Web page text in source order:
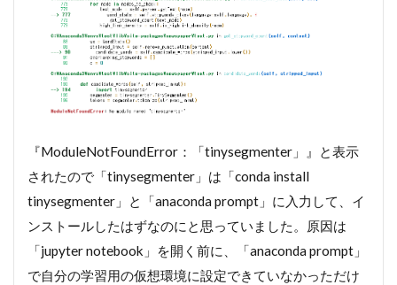
セク
ショ
ン2
環境
構築
3
の
他
jupter lab
と
notebook
でpython
以外の不
『ModuleNotFoundError：「tinysegmenter」』と表示
されたので「tinysegmenter」は「conda install
tinysegmenter」と「anaconda prompt」に入力して、イ
ンストールしたはずなのにと思っていました。原因は
「jupyter notebook」を開く前に、「anaconda prompt」
で自分の学習用の仮想環境に設定できていなかっただけ